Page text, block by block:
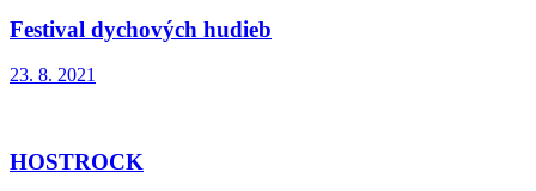
Festival dychových hudieb
23. 8. 2021
HOSTROCK